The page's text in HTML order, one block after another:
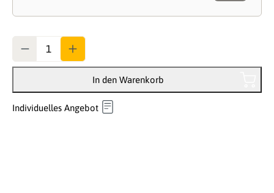
In den Warenkorb
Individuelles Angebot